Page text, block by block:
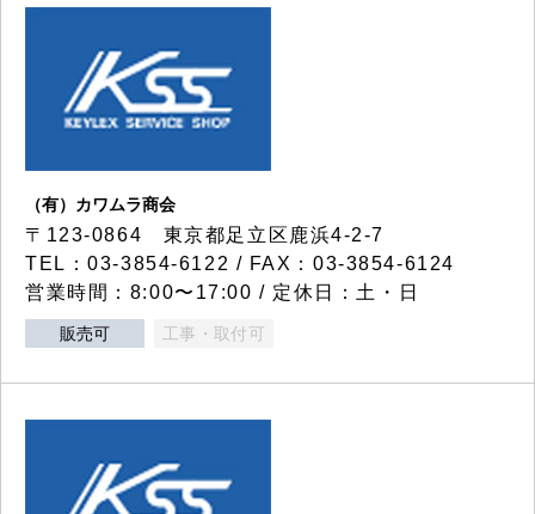
（有）カワムラ商会
〒123-0864 東京都足立区鹿浜4-2-7
TEL：03-3854-6122 / FAX：03-3854-6124
営業時間：8:00〜17:00 / 定休日：土・日
販売可 工事・取付可